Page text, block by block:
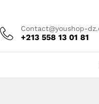
Contact@youshop-
+213 558 13 01 81